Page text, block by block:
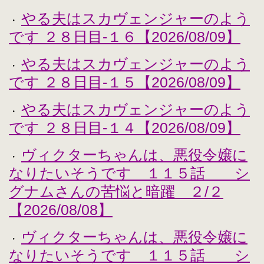
・
やる夫はスカヴェンジャーのよう
です ２８日目-１６【2026/08/09】
・
やる夫はスカヴェンジャーのよう
です ２８日目-１５【2026/08/09】
・
やる夫はスカヴェンジャーのよう
です ２８日目-１４【2026/08/09】
・
ヴィクターちゃんは、悪役令嬢に
なりたいそうです １１５話 シ
グナムさんの苦悩と暗躍 ２/２
【2026/08/08】
・
ヴィクターちゃんは、悪役令嬢に
なりたいそうです １１５話 シ